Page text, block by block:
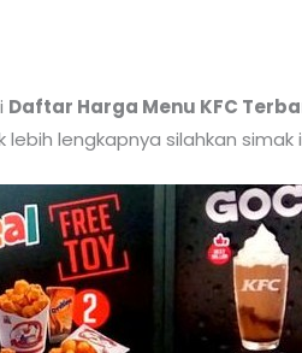
Daftar Harga Menu KFC
lengkapnya silahkan